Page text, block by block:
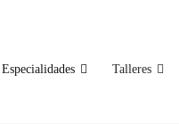
Especialidades Talleres